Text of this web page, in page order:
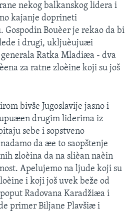
nekog balkanskog lidera i
kajanje doprineti
Bouèer je rekao da bi
i drugi, ukljuèujuæi
Ratka Mladiæa - dva
za ratne zloèine koji su još
bivše Jugoslavije jasno i
drugim liderima iz
sebe i sopstveno
da æe to saopštenje
zloèina da na slièan naèin
Apelujemo na ljude koji su
i koji još uvek beže od
Radovana Karadžiæa i
primer Biljane Plavšiæ i